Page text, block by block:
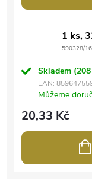
1 ks,
590328/
Skladem
EAN:
Můžeme
20,33 Kč